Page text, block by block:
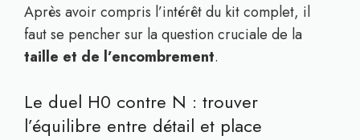
Après avoir compris l’intérêt du kit complet, il
faut se pencher sur la question cruciale de la
taille et de l’encombrement.
Le duel H0 contre N : trouver
l’équilibre entre détail et place